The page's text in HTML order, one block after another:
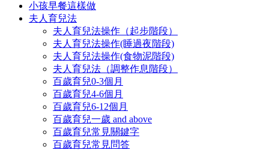
小孩早餐這樣做
夫人育兒法
夫人育兒法操作（起步階段）
夫人育兒法操作(睡過夜階段)
夫人育兒法操作(食物泥階段)
夫人育兒法（調整作息階段）
百歲育兒0-3個月
百歲育兒4-6個月
百歲育兒6-12個月
百歲育兒一歲 and above
百歲育兒常見關鍵字
百歲育兒常見問答